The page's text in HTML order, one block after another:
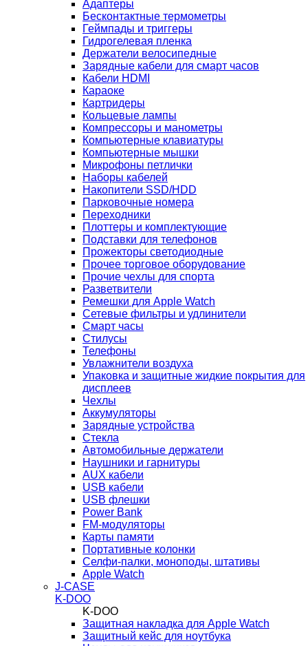
Адаптеры
Бесконтактные термометры
Геймпады и триггеры
Гидрогелевая пленка
Держатели велосипедные
Зарядные кабели для смарт часов
Кабели HDMI
Караоке
Картридеры
Кольцевые лампы
Компрессоры и манометры
Компьютерные клавиатуры
Компьютерные мышки
Микрофоны петлички
Наборы кабелей
Накопители SSD/HDD
Парковочные номера
Переходники
Плоттеры и комплектующие
Подставки для телефонов
Прожекторы светодиодные
Прочее торговое оборудование
Прочие чехлы для спорта
Разветвители
Ремешки для Apple Watch
Сетевые фильтры и удлинители
Смарт часы
Стилусы
Телефоны
Увлажнители воздуха
Упаковка и защитные жидкие покрытия для
дисплеев
Чехлы
Аккумуляторы
Зарядные устройства
Стекла
Автомобильные держатели
Наушники и гарнитуры
AUX кабели
USB кабели
USB флешки
Power Bank
FM-модуляторы
Карты памяти
Портативные колонки
Селфи-палки, моноподы, штативы
Apple Watch
J-CASE
K-DOO
K-DOO
Защитная накладка для Apple Watch
Защитный кейс для ноутбука